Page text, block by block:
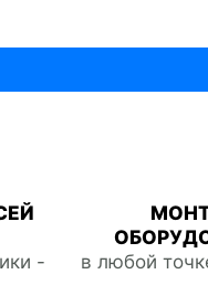
-
в любой